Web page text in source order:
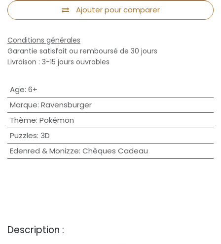
Ajouter pour comparer
Conditions générales
Garantie satisfait ou remboursé de 30 jours
Livraison : 3-15 jours ouvrables
Age: 6+
Marque: Ravensburger
Thème: Pokémon
Puzzles: 3D
Edenred & Monizze: Chèques Cadeau
Description :